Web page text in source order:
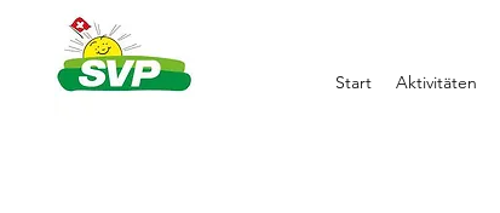
Start Aktivitäten